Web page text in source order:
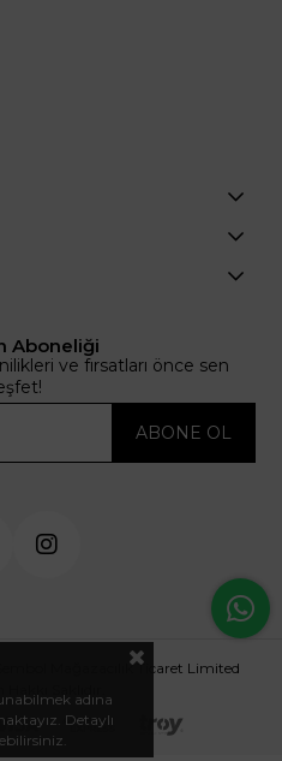
Aboneliği
ve fırsatları önce sen
ABONE OL
Mağazacılık Ticaret Limited
adına
Detaylı